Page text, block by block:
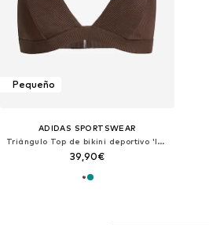
Pequeño
ADIDAS SPORTSWEAR
Triángulo Top de bikini deportivo 'Iconisea'
39,90€